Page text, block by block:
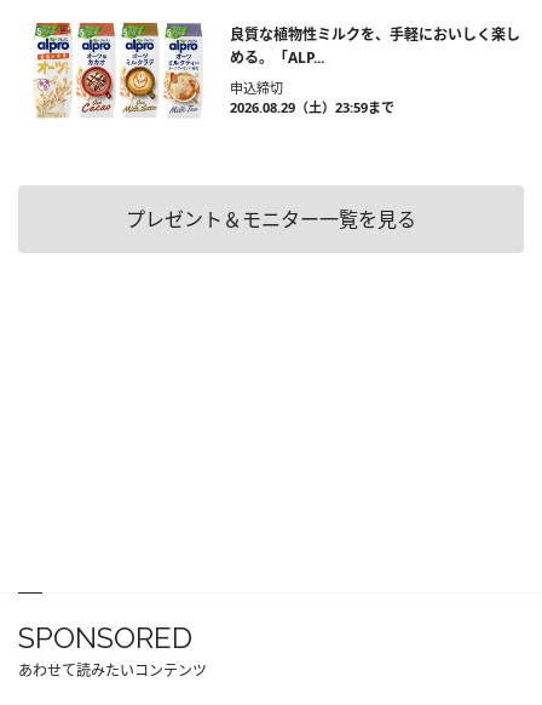
良質な植物性ミルクを、手軽においしく楽し
める。「ALP...
申込締切
2026.08.29（土）23:59まで
プレゼント＆モニター一覧を見る
SPONSORED
あわせて読みたいコンテンツ